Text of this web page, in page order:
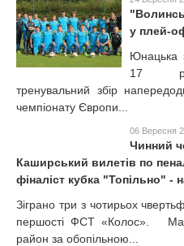
у плей-
Юнацька
17
тренувальний збір
чемпіонату Європи...
06 Вересня
Чинний
Каширський вилетів по
фіналіст кубка "Топільно" -
Зіграно три з чотирьох
першості ФСТ «Колос».
район за обопільною...